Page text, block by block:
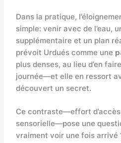
Dans la pratique,
simple: venir avec de l’eau,
supplémentaire et un plan
prévoit Urdués comme une
plus denses, au lieu d’en
journée—et elle en ressort
découvert un secret.
Ce contraste—effort
sensorielle—pose une
vraiment voir une fois arrivé